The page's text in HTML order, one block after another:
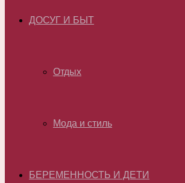
ДОСУГ И БЫТ
Отдых
Мода и стиль
БЕРЕМЕННОСТЬ И ДЕТИ